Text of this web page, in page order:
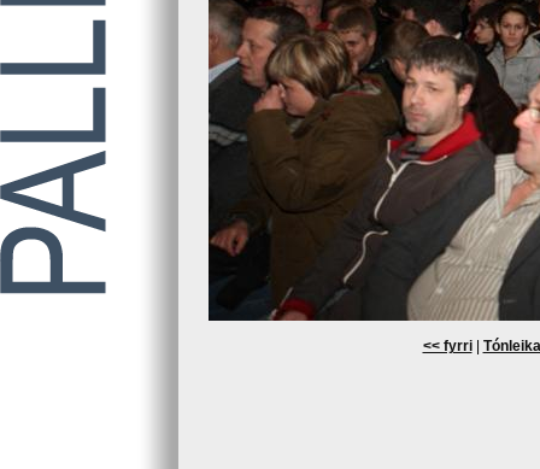
<< fyrri|